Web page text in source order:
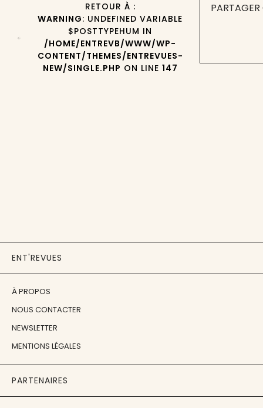
RETOUR À :
WARNING: UNDEFINED VARIABLE
$POSTTYPEHUM IN
/HOME/ENTREVB/WWW/WP-
CONTENT/THEMES/ENTREVUES-
NEW/SINGLE.PHP ON LINE 147
ENT'REVUES
À PROPOS
NOUS CONTACTER
NEWSLETTER
MENTIONS LÉGALES
PARTENAIRES